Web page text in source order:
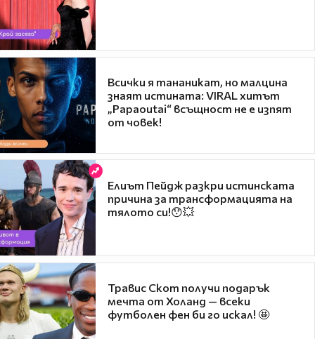
Всички я тананикат, но малцина
знаят истината: VIRAL хитът
„Papaoutai“ всъщност не е изпят
от човек!
Елиът Пейдж разкри истинската
причина за трансформацията на
тялото си!😯💥
Травис Скот получи подарък
мечта от Холанд — всеки
футболен фен би го искал! 🤩